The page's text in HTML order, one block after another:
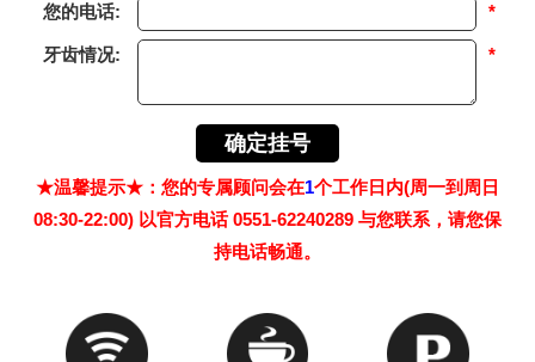
您的电话: *
牙齿情况: *
★温馨提示★：您的专属顾问会在1个工作日内(周一到周日
08:30-22:00) 以官方电话 0551-62240289 与您联系，请您保
持电话畅通。